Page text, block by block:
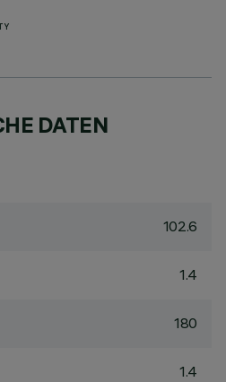
DATEN
102.6
1.4
180
1.4